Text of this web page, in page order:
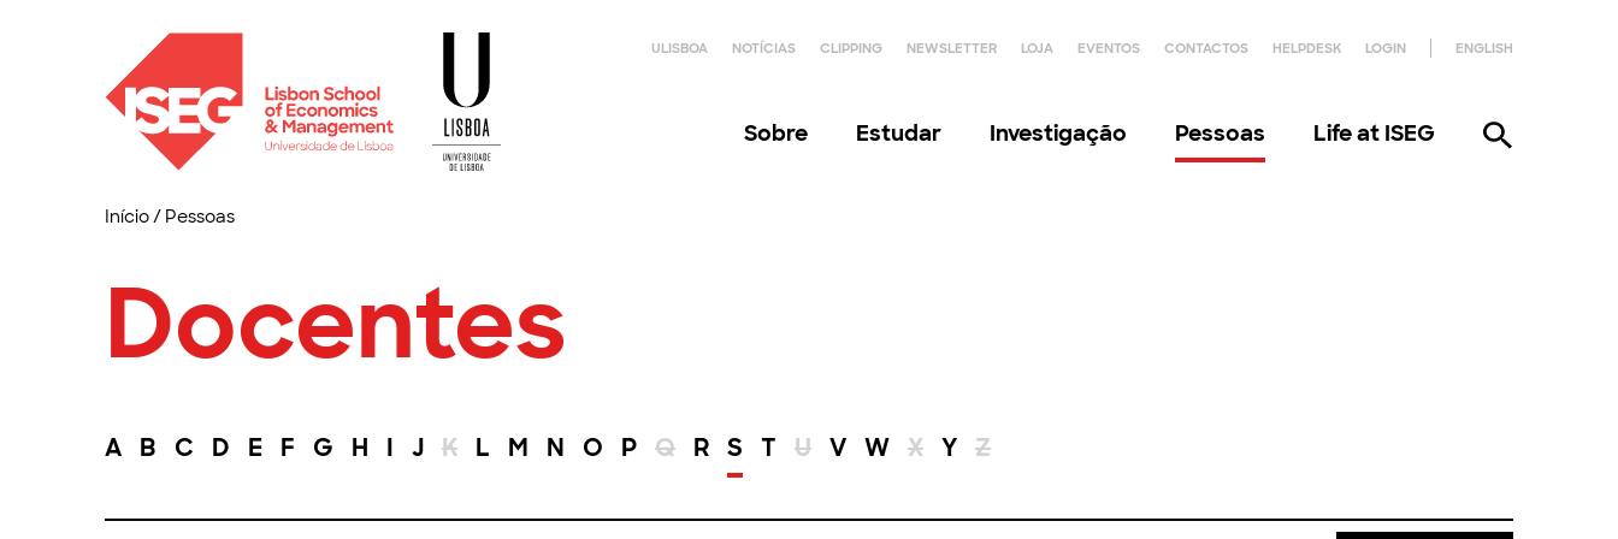
ULISBOA NOTÍCIAS CLIPPING NEWSLETTER LOJA EVENTOS CONTACTOS HELPDESK LOGIN ENGLISH
Sobre Estudar Investigação Pessoas Life at ISEG
Início/ Pessoas
Docentes
A B C D E F G H I J K L M N O P Q R S T U V W X Y Z